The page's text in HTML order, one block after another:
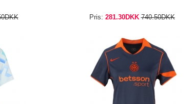
Pris: 281.30DKK 740.50DKK